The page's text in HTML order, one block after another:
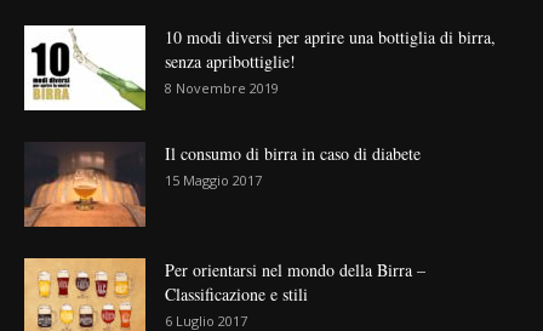
10 modi diversi per aprire una bottiglia di birra,
senza apribottiglie!
8 Novembre 2019
Il consumo di birra in caso di diabete
15 Maggio 2017
Per orientarsi nel mondo della Birra –
Classificazione e stili
6 Luglio 2017